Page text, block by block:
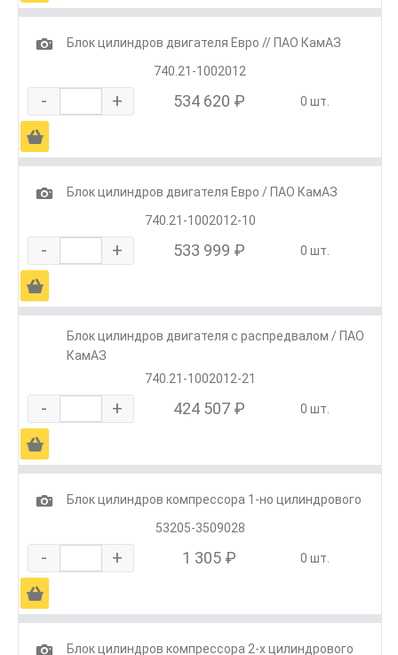
1
Блок цилиндров двигателя Евро // ПАО КамАЗ
740.21-1002012
- + 534 620 ₽ 0 шт.
Ä
1
Блок цилиндров двигателя Евро / ПАО КамАЗ
740.21-1002012-10
- + 533 999 ₽ 0 шт.
Ä
Блок цилиндров двигателя с распредвалом / ПАО
КамАЗ
740.21-1002012-21
- + 424 507 ₽ 0 шт.
Ä
1
Блок цилиндров компрессора 1-но цилиндрового
53205-3509028
- + 1 305 ₽ 0 шт.
Ä
1
Блок цилиндров компрессора 2-х цилиндрового